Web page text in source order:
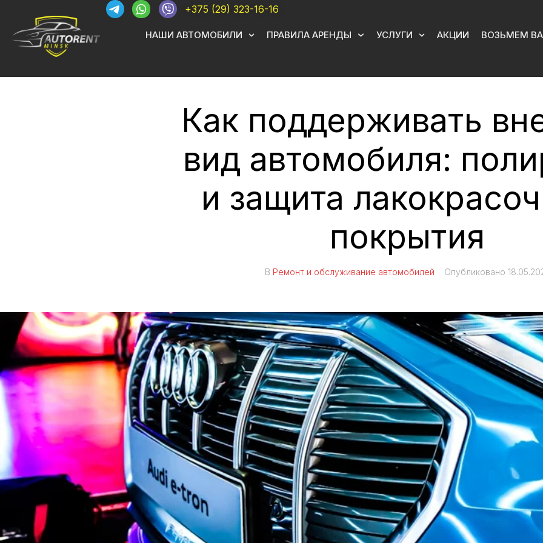
+375 (29) 323-16-16
НАШИ АВТОМОБИЛИ ПРАВИЛА АРЕНДЫ УСЛУГИ АКЦИИ ВОЗЬМЕМ
Как поддерживать
вид автомобиля:
и защита
покрытия
В Ремонт и обслуживание автомобилей Опубликовано